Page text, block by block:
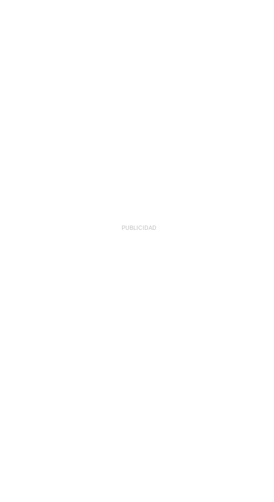
PUBLICIDAD